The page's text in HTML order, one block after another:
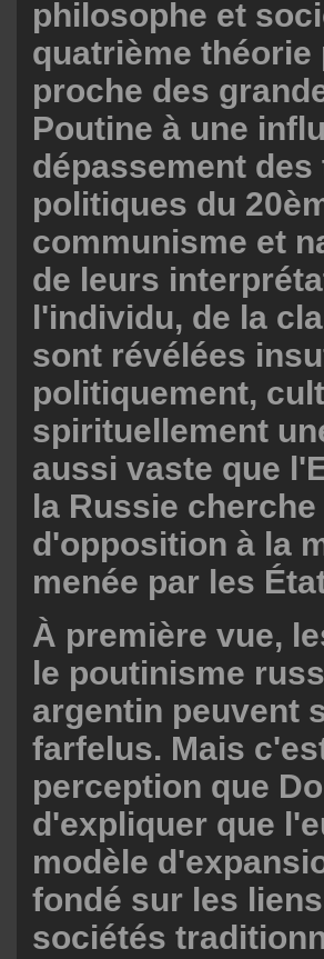
philosophe et
quatrième
proche des
Poutine à une
dépassement
politiques du
communisme et
de leurs
l'individu, de la
sont révélées
politiquement,
spirituellement
aussi vaste que
la Russie
d'opposition à la
menée par les
À première vue,
le poutinisme
argentin peuvent
farfelus. Mais
perception que
d'expliquer que
modèle
fondé sur les
sociétés